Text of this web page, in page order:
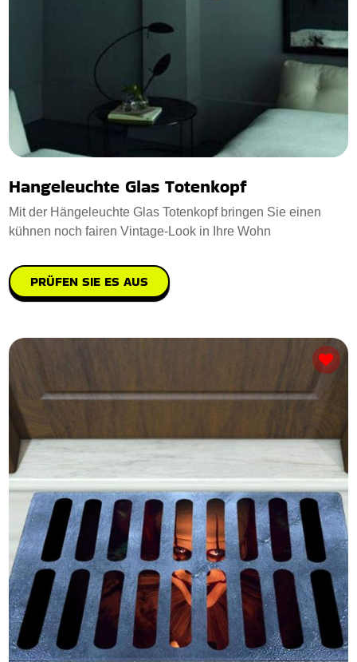
Hangeleuchte Glas Totenkopf
Mit der Hängeleuchte Glas Totenkopf bringen Sie einen
kühnen noch fairen Vintage-Look in Ihre Wohn
PRÜFEN SIE ES AUS